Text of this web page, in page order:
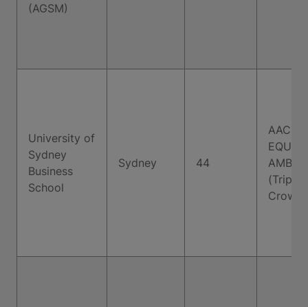
(AGSM)
University of
Sydney
Business
School
Sydney 44
AACSB,
EQUIS,
AMBA
(Triple
Crown)